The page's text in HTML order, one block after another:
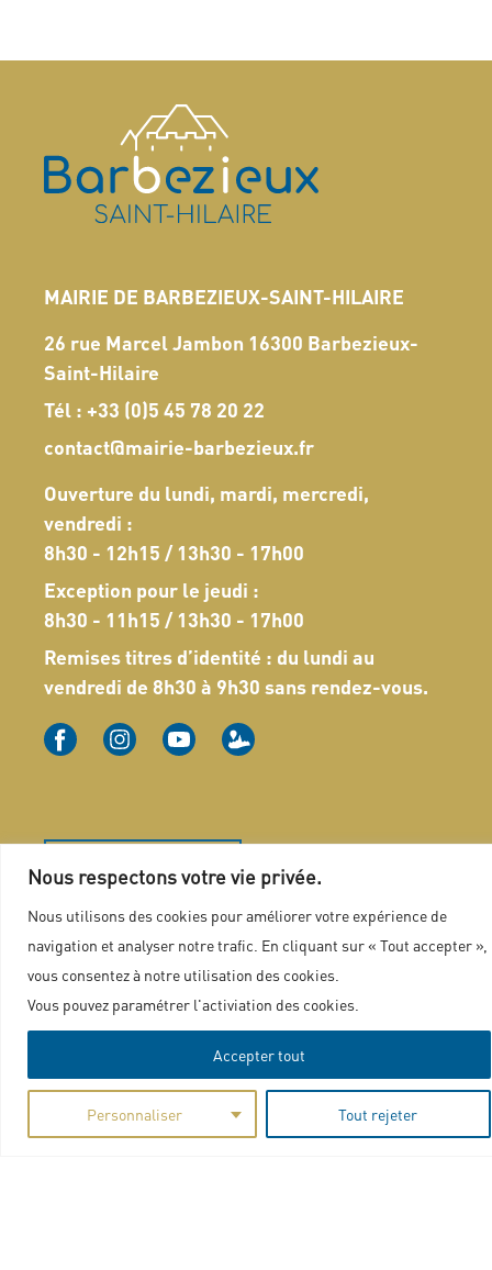
Nous respectons votre vie privée.
Nous utilisons des cookies pour améliorer votre expérience de
navigation et analyser notre trafic. En cliquant sur « Tout accepter »,
vous consentez à notre utilisation des cookies.
Vous pouvez paramétrer l'activiation des cookies.
Personnaliser Tout rejeter
Accepter tout
MAIRIE DE BARBEZIEUX-SAINT-HILAIRE
26 rue Marcel Jambon 16300 Barbezieux-
Saint-Hilaire
Tél : +33 (0)5 45 78 20 22
contact@mairie-barbezieux.fr
Ouverture du lundi, mardi, mercredi,
vendredi :
8h30 - 12h15 / 13h30 - 17h00
Exception pour le jeudi :
8h30 - 11h15 / 13h30 - 17h00
Remises titres d’identité : du lundi au
vendredi de 8h30 à 9h30 sans rendez-vous.
Nous contacter
Plan du site
Marchés publics
Mentions légales
Politique de confidentialité
Charte graphique